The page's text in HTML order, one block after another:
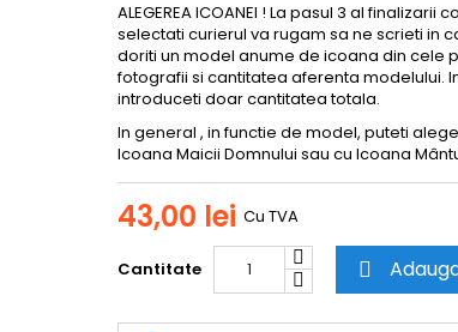
ALEGEREA ICOANEI ! La pasul 3 al finalizarii
selectati curierul va rugam sa ne scrieti in
doriti un model anume de icoana din cele
fotografii si cantitatea aferenta modelului.
introduceti doar cantitatea totala.
In general , in functie de model, puteti
Icoana Maicii Domnului sau cu Icoana
43,00 lei Cu TVA
Cantitate 